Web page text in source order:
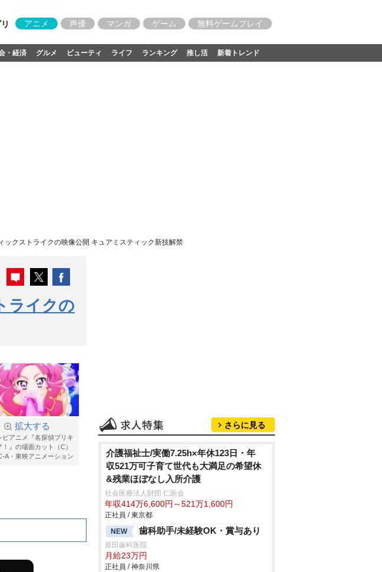
アニメ 声優 マンガ ゲーム 無料ゲームプレイ
・経済 グルメ ビューティ ライフ ランキング 推し活 新着トレンド
ックストライクの映像公開 キュアミスティック新技解禁
ライクの
拡大する
ビアニメ『名探偵プリキ
！』の場面カット（C）
A・東映アニメーション
さらに見る
介護福祉士/実働7.25h×年休123日・年
収521万可子育て世代も大満足の希望休
&残業ほぼなし入所介護
社会医療法人財団 仁医会
年収414万6,600円～521万1,600円
正社員 / 東京都
NEW
歯科助手/未経験OK・賞与あり
原田歯科医院
月給23万円
正社員 / 神奈川県